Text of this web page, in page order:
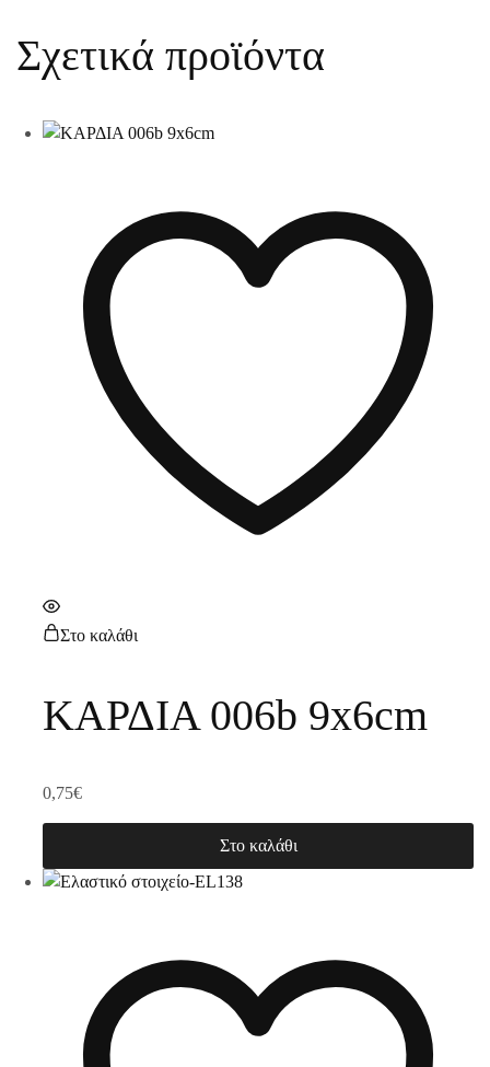
Σχετικά προϊόντα
Στο καλάθι
ΚΑΡΔΙΑ 006b 9x6cm
0,75€
Στο καλάθι